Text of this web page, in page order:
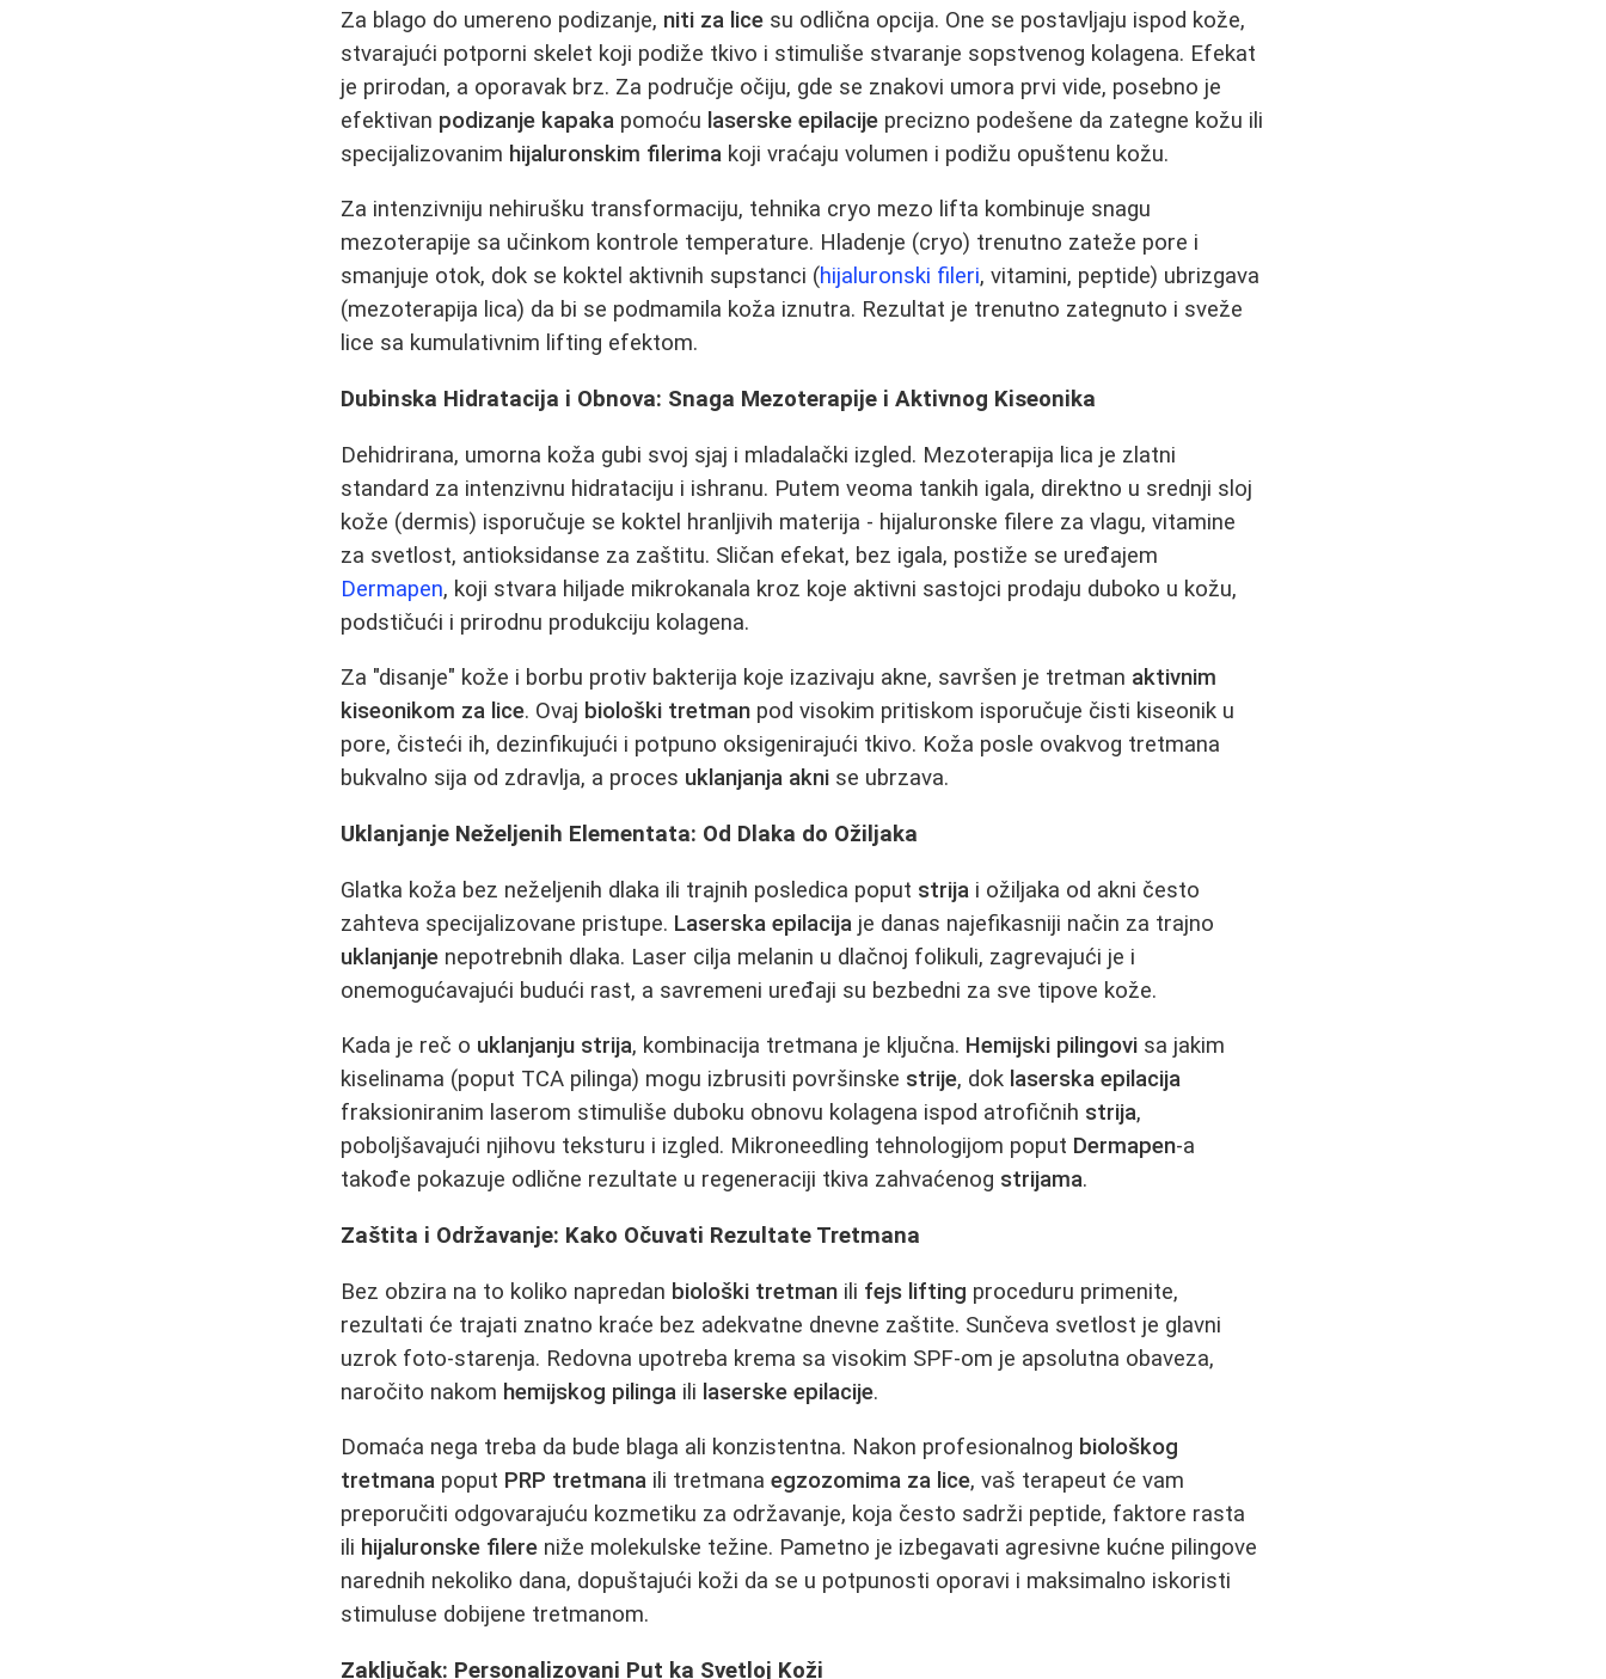
Za blago do umereno podizanje, niti za lice su odlična opcija. One se postavljaju ispod kože,
stvarajući potporni skelet koji podiže tkivo i stimuliše stvaranje sopstvenog kolagena. Efekat
je prirodan, a oporavak brz. Za područje očiju, gde se znakovi umora prvi vide, posebno je
efektivan podizanje kapaka pomoću laserske epilacije precizno podešene da zategne kožu ili
specijalizovanim hijaluronskim filerima koji vraćaju volumen i podižu opuštenu kožu.
Za intenzivniju nehirušku transformaciju, tehnika cryo mezo lifta kombinuje snagu
mezoterapije sa učinkom kontrole temperature. Hladenje (cryo) trenutno zateže pore i
smanjuje otok, dok se koktel aktivnih supstanci (hijaluronski fileri, vitamini, peptide) ubrizgava
(mezoterapija lica) da bi se podmamila koža iznutra. Rezultat je trenutno zategnuto i sveže
lice sa kumulativnim lifting efektom.
Dubinska Hidratacija i Obnova: Snaga Mezoterapije i Aktivnog Kiseonika
Dehidrirana, umorna koža gubi svoj sjaj i mladalački izgled. Mezoterapija lica je zlatni
standard za intenzivnu hidrataciju i ishranu. Putem veoma tankih igala, direktno u srednji sloj
kože (dermis) isporučuje se koktel hranljivih materija - hijaluronske filere za vlagu, vitamine
za svetlost, antioksidanse za zaštitu. Sličan efekat, bez igala, postiže se uređajem
Dermapen, koji stvara hiljade mikrokanala kroz koje aktivni sastojci prodaju duboko u kožu,
podstičući i prirodnu produkciju kolagena.
Za "disanje" kože i borbu protiv bakterija koje izazivaju akne, savršen je tretman aktivnim
kiseonikom za lice. Ovaj biološki tretman pod visokim pritiskom isporučuje čisti kiseonik u
pore, čisteći ih, dezinfikujući i potpuno oksigenirajući tkivo. Koža posle ovakvog tretmana
bukvalno sija od zdravlja, a proces uklanjanja akni se ubrzava.
Uklanjanje Neželjenih Elementata: Od Dlaka do Ožiljaka
Glatka koža bez neželjenih dlaka ili trajnih posledica poput strija i ožiljaka od akni često
zahteva specijalizovane pristupe. Laserska epilacija je danas najefikasniji način za trajno
uklanjanje nepotrebnih dlaka. Laser cilja melanin u dlačnoj folikuli, zagrevajući je i
onemogućavajući budući rast, a savremeni uređaji su bezbedni za sve tipove kože.
Kada je reč o uklanjanju strija, kombinacija tretmana je ključna. Hemijski pilingovi sa jakim
kiselinama (poput TCA pilinga) mogu izbrusiti površinske strije, dok laserska epilacija
fraksioniranim laserom stimuliše duboku obnovu kolagena ispod atrofičnih strija,
poboljšavajući njihovu teksturu i izgled. Mikroneedling tehnologijom poput Dermapen-a
takođe pokazuje odlične rezultate u regeneraciji tkiva zahvaćenog strijama.
Zaštita i Održavanje: Kako Očuvati Rezultate Tretmana
Bez obzira na to koliko napredan biološki tretman ili fejs lifting proceduru primenite,
rezultati će trajati znatno kraće bez adekvatne dnevne zaštite. Sunčeva svetlost je glavni
uzrok foto-starenja. Redovna upotreba krema sa visokim SPF-om je apsolutna obaveza,
naročito nakom hemijskog pilinga ili laserske epilacije.
Domaća nega treba da bude blaga ali konzistentna. Nakon profesionalnog biološkog
tretmana poput PRP tretmana ili tretmanaegzozomima za lice, vaš terapeut će vam
preporučiti odgovarajuću kozmetiku za održavanje, koja često sadrži peptide, faktore rasta
ili hijaluronske filere niže molekulske težine. Pametno je izbegavati agresivne kućne pilingove
narednih nekoliko dana, dopuštajući koži da se u potpunosti oporavi i maksimalno iskoristi
stimuluse dobijene tretmanom.
Zaključak: Personalizovani Put ka Svetloj Koži